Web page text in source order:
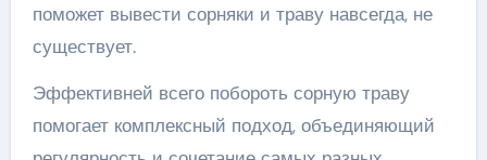
поможет вывести сорняки и траву навсегда, не
существует.
Эффективней всего побороть сорную траву
помогает комплексный подход, объединяющий